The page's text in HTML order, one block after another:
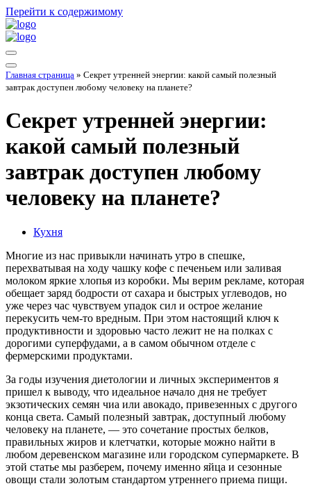
Перейти к содержимому
Меню
навигации
Меню
навигации
Главная страница » Секрет утренней энергии: какой самый полезный
завтрак доступен любому человеку на планете?
Секрет утренней энергии:
какой самый полезный
завтрак доступен любому
человеку на планете?
Кухня
Многие из нас привыкли начинать утро в спешке,
перехватывая на ходу чашку кофе с печеньем или заливая
молоком яркие хлопья из коробки. Мы верим рекламе, которая
обещает заряд бодрости от сахара и быстрых углеводов, но
уже через час чувствуем упадок сил и острое желание
перекусить чем-то вредным. При этом настоящий ключ к
продуктивности и здоровью часто лежит не на полках с
дорогими суперфудами, а в самом обычном отделе с
фермерскими продуктами.
За годы изучения диетологии и личных экспериментов я
пришел к выводу, что идеальное начало дня не требует
экзотических семян чиа или авокадо, привезенных с другого
конца света. Самый полезный завтрак, доступный любому
человеку на планете, — это сочетание простых белков,
правильных жиров и клетчатки, которые можно найти в
любом деревенском магазине или городском супермаркете. В
этой статье мы разберем, почему именно яйца и сезонные
овощи стали золотым стандартом утреннего приема пищи.